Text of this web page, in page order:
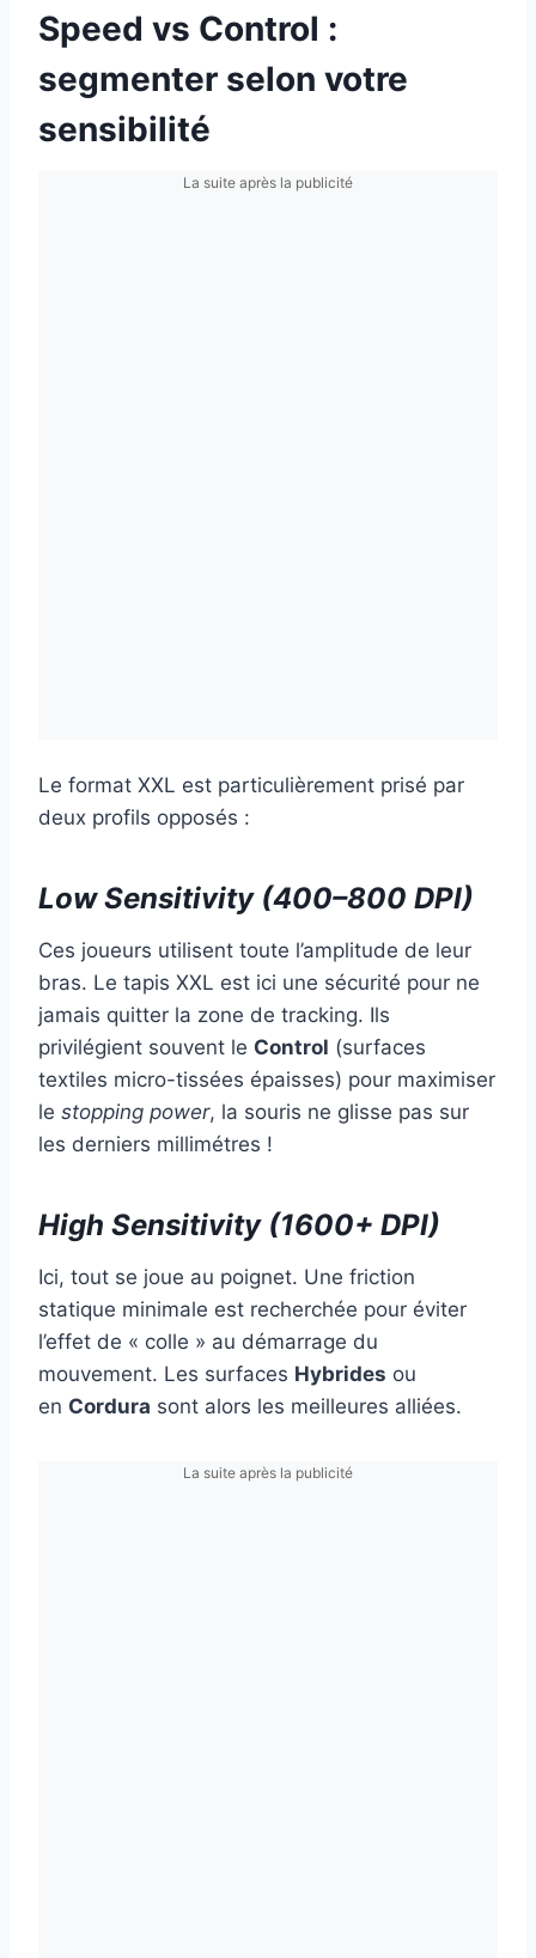
Speed vs Control :
segmenter selon votre
sensibilité
La suite après la publicité
Le format XXL est particulièrement prisé par
deux profils opposés :
Low Sensitivity (400–800 DPI)
Ces joueurs utilisent toute l’amplitude de leur
bras. Le tapis XXL est ici une sécurité pour ne
jamais quitter la zone de tracking. Ils
privilégient souvent le Control (surfaces
textiles micro-tissées épaisses) pour maximiser
le stopping power, la souris ne glisse pas sur
les derniers millimétres !
High Sensitivity (1600+ DPI)
Ici, tout se joue au poignet. Une friction
statique minimale est recherchée pour éviter
l’effet de « colle » au démarrage du
mouvement. Les surfaces Hybrides ou
en Cordura sont alors les meilleures alliées.
La suite après la publicité